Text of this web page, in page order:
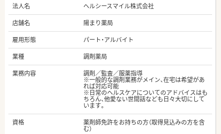
法人名
ヘルシースマイル株式会社
店舗名
陽まり薬局
雇用形態
パート・アルバイト
業種
調剤薬局
業務内容
調剤／監査／服薬指導
※一般的な調剤業務がメイン、在宅は希望があ
れば対応可能
※日常のヘルスケアについてのアドバイスはも
ちろん、他愛ない世間話なども日々大切にして
います。
資格
薬剤師免許をお持ちの方（取得見込みの方を含
む）